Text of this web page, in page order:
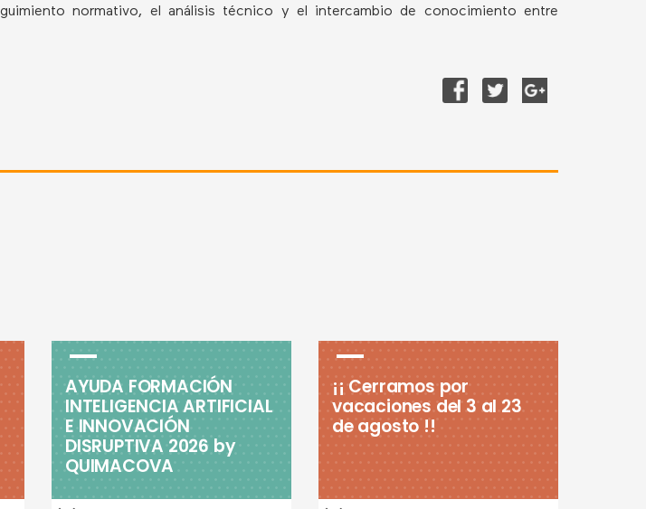
normativo, el análisis técnico y el intercambio de conocimiento entre
AYUDA FORMACIÓN
INTELIGENCIA ARTIFICIAL
E INNOVACIÓN
DISRUPTIVA 2026 by
QUIMACOVA
¡¡ Cerramos por
vacaciones del 3 al 23
de agosto !!